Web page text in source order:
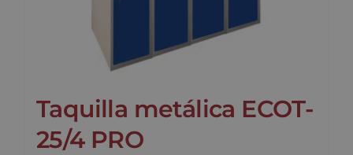
Taquilla metálica ECOT-
25/4 PRO